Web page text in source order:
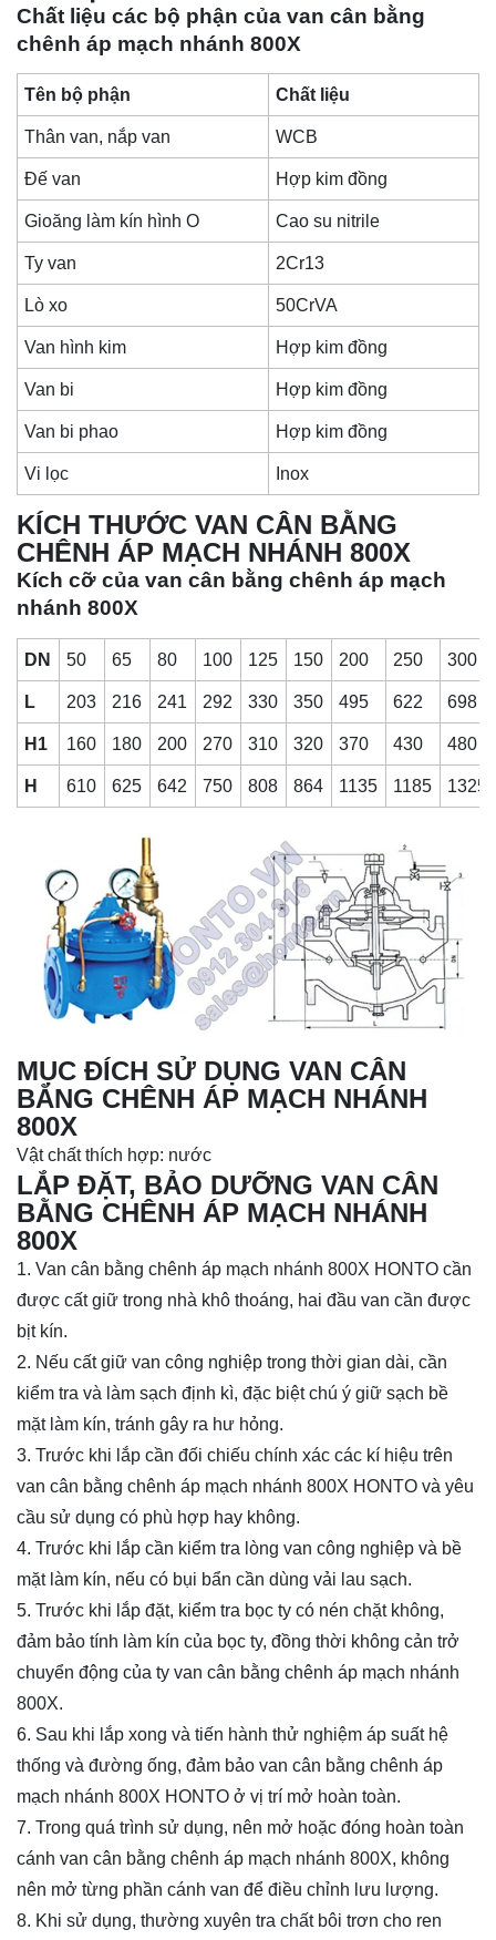
Chất liệu các bộ phận của van cân bằng
chênh áp mạch nhánh 800X
Tên bộ phận Chất liệu
Thân van, nắp van WCB
Đế van Hợp kim đồng
Gioăng làm kín hình O Cao su nitrile
Ty van 2Cr13
Lò xo 50CrVA
Van hình kim Hợp kim đồng
Van bi Hợp kim đồng
Van bi phao Hợp kim đồng
Vi lọc Inox
KÍCH THƯỚC VAN CÂN BẰNG
CHÊNH ÁP MẠCH NHÁNH 800X
Kích cỡ của van cân bằng chênh áp mạch
nhánh 800X
DN 50 65 80 100 125 150 200 250 300
L 203 216 241 292 330 350 495 622 698
H1 160 180 200 270 310 320 370 430 480
H 610 625 642 750 808 864 1135 1185 1325
MỤC ĐÍCH SỬ DỤNG VAN CÂN
BẰNG CHÊNH ÁP MẠCH NHÁNH
800X
Vật chất thích hợp: nước
LẮP ĐẶT, BẢO DƯỠNG VAN CÂN
BẰNG CHÊNH ÁP MẠCH NHÁNH
800X
1. Van cân bằng chênh áp mạch nhánh 800X HONTO cần
được cất giữ trong nhà khô thoáng, hai đầu van cần được
bịt kín.
2. Nếu cất giữ van công nghiệp trong thời gian dài, cần
kiểm tra và làm sạch định kì, đặc biệt chú ý giữ sạch bề
mặt làm kín, tránh gây ra hư hỏng.
3. Trước khi lắp cần đối chiếu chính xác các kí hiệu trên
van cân bằng chênh áp mạch nhánh 800X HONTO và yêu
cầu sử dụng có phù hợp hay không.
4. Trước khi lắp cần kiểm tra lòng van công nghiệp và bề
mặt làm kín, nếu có bụi bẩn cần dùng vải lau sạch.
5. Trước khi lắp đặt, kiểm tra bọc ty có nén chặt không,
đảm bảo tính làm kín của bọc ty, đồng thời không cản trở
chuyển động của ty van cân bằng chênh áp mạch nhánh
800X.
6. Sau khi lắp xong và tiến hành thử nghiệm áp suất hệ
thống và đường ống, đảm bảo van cân bằng chênh áp
mạch nhánh 800X HONTO ở vị trí mở hoàn toàn.
7. Trong quá trình sử dụng, nên mở hoặc đóng hoàn toàn
cánh van cân bằng chênh áp mạch nhánh 800X, không
nên mở từng phần cánh van để điều chỉnh lưu lượng.
8. Khi sử dụng, thường xuyên tra chất bôi trơn cho ren